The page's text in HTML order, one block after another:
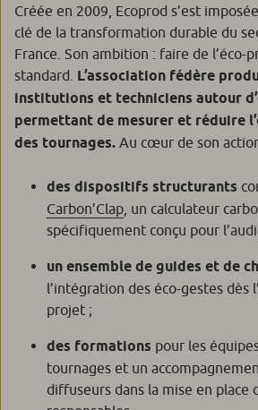
Créée en 2009, Ecoprod s’est
clé de la transformation durable du
France. Son ambition : faire de l’éco-
standard. L’association fédère
institutions et techniciens autour
permettant de mesurer et réduire
des tournages. Au cœur de son
des dispositifs structurants
Carbon’Clap , un calculateur
spécifiquement conçu pour
un ensemble de guides et de
l’intégration des éco-gestes dès
projet ;
des formations pour les
tournages et un
diffuseurs dans la mise en place